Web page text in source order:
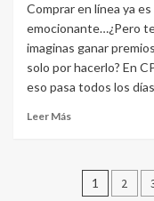
Comprar en línea ya es
emocionante…¿Pero
imaginas ganar premios
solo por hacerlo? En
eso pasa todos los
Leer Más
1 2